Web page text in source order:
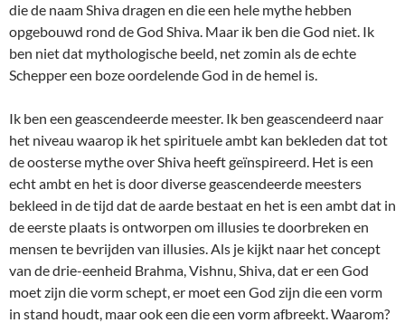
die de naam Shiva dragen en die een hele mythe hebben
opgebouwd rond de God Shiva. Maar ik ben die God niet. Ik
ben niet dat mythologische beeld, net zomin als de echte
Schepper een boze oordelende God in de hemel is.
Ik ben een geascendeerde meester. Ik ben geascendeerd naar
het niveau waarop ik het spirituele ambt kan bekleden dat tot
de oosterse mythe over Shiva heeft geïnspireerd. Het is een
echt ambt en het is door diverse geascendeerde meesters
bekleed in de tijd dat de aarde bestaat en het is een ambt dat in
de eerste plaats is ontworpen om illusies te doorbreken en
mensen te bevrijden van illusies. Als je kijkt naar het concept
van de drie-eenheid Brahma, Vishnu, Shiva, dat er een God
moet zijn die vorm schept, er moet een God zijn die een vorm
in stand houdt, maar ook een die een vorm afbreekt. Waarom?